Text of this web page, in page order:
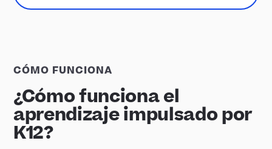
CÓMO FUNCIONA
¿Cómo funciona el
aprendizaje impulsado por
K12?